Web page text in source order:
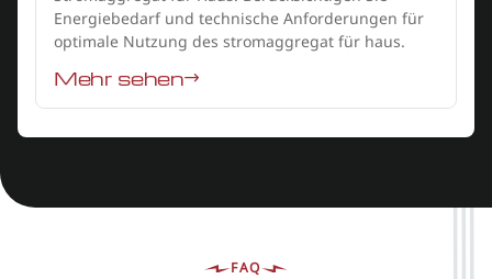
Energiebedarf und technische Anforderungen für
optimale Nutzung des stromaggregat für haus.
Mehr sehen
FAQ